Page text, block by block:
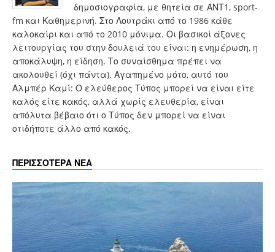
δημοσιογραφία, με θητεία σε ΑΝΤ1, sport-
fm και Καθημερινή. Στο Λουτράκι από το 1986 κάθε
καλοκαίρι και από το 2010 μόνιμα. Οι βασικοί άξονες
λειτουργίας του στην δουλειά του είναι: η ενημέρωση, η
αποκάλυψη, η είδηση. Το συναίσθημα πρέπει να
ακολουθεί (όχι πάντα). Αγαπημένο μότο, αυτό του
Αλμπέρ Καμί: Ο ελεύθερος Τύπος μπορεί να είναι είτε
καλός είτε κακός, αλλά χωρίς ελευθερία, είναι
απόλυτα βέβαιο ότι ο Τύπος δεν μπορεί να είναι
οτιδήποτε άλλο από κακός.
ΠΕΡΙΣΣΟΤΕΡΑ ΝΕΑ